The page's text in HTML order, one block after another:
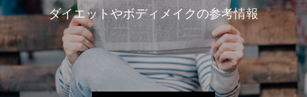
ダイエットやボディメイクの参考情報